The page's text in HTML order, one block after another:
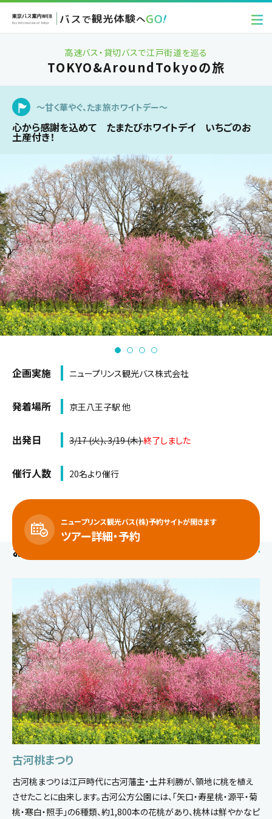
高速バス・貸切バスで江戸街道を巡る
TOKYO&AroundTokyoの旅
～甘く華やぐ、たま旅ホワイトデー～
心から感謝を込めて たまたびホワイトデイ いちごのお
土産付き！
企画実施 ニュープリンス観光バス株式会社
発着場所 京王八王子駅 他
出発日 3/17 (火)、3/19 (木)終了しました
催行人数 20名より催行
ニュープリンス観光バス(株)予約サイトが開きます
ツアー詳細・予約
おすすめスポット
古河桃まつり
古河桃まつりは江戸時代に古河藩主・土井利勝が、領地に桃を植え
させたことに由来します。古河公方公園には、｢矢口・寿星桃・源平・菊
桃・寒白・照手｣の6種類、約1,800本の花桃があり、桃林は鮮やかなピ